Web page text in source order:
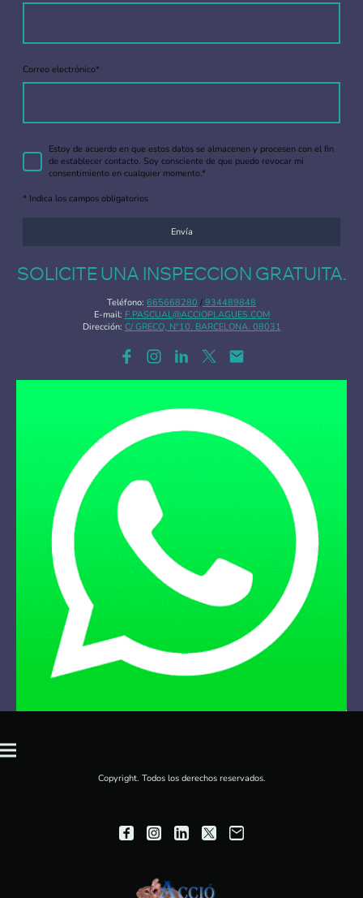
Correo electrónico*
Estoy de acuerdo en que estos datos se almacenen y procesen con el fin
de establecer contacto. Soy consciente de que puedo revocar mi
consentimiento en cualquier momento.*
* Indica los campos obligatorios
Envía
SOLICITE UNA INSPECCION GRATUITA.
Teléfono: 665668280 / 934489848
E-mail: F.PASCUAL@ACCIOPLAGUES.COM
Dirección: C/ GRECO, Nº10. BARCELONA. 08031
Copyright. Todos los derechos reservados.